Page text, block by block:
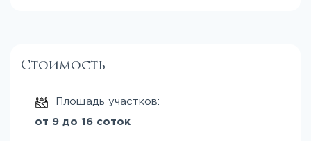
Стоимость
Площадь участков:
от 9 до 16 соток